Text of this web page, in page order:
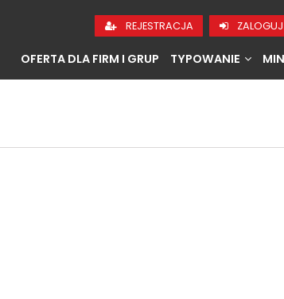
REJESTRACJA ZALOGUJ
OFERTA DLA FIRM I GRUP TYPOWANIE